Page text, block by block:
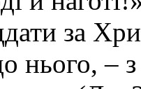
за
нього, –